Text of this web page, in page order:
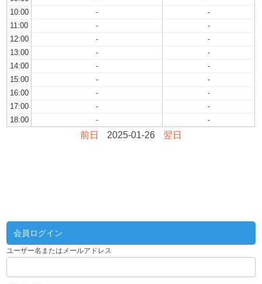
10:00
-
-
11:00
-
-
12:00
-
-
13:00
-
-
14:00
-
-
15:00
-
-
16:00
-
-
17:00
-
-
18:00
- -
前日 2025-01-26 翌日
会員ログイン
ユーザー名またはメールアドレス